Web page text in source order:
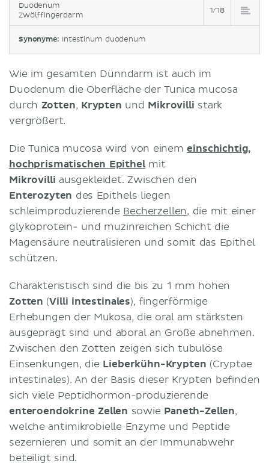
Duodenum
Zwölffingerdarm
1/18
Synonyme: Intestinum duodenum
Wie im gesamten Dünndarm ist auch im
Duodenum die Oberfläche der Tunica mucosa
durch Zotten, Krypten und Mikrovilli stark
vergrößert.
Die Tunica mucosa wird von einemeinschichtig,
hochprismatischen Epithelmit
Mikrovilli ausgekleidet. Zwischen den
Enterozyten des Epithels liegen
schleimproduzierende Becherzellen, die mit einer
glykoprotein- und muzinreichen Schicht die
Magensäure neutralisieren und somit das Epithel
schützen.
Charakteristisch sind die bis zu 1 mm hohen
Zotten (Villi intestinales), fingerförmige
Erhebungen der Mukosa, die oral am stärksten
ausgeprägt sind und aboral an Größe abnehmen.
Zwischen den Zotten zeigen sich tubulöse
Einsenkungen, die Lieberkühn-Krypten (Cryptae
intestinales). An der Basis dieser Krypten befinden
sich viele Peptidhormon-produzierende
enteroendokrine Zellen sowie Paneth-Zellen,
welche antimikrobielle Enzyme und Peptide
sezernieren und somit an der Immunabwehr
beteiligt sind.